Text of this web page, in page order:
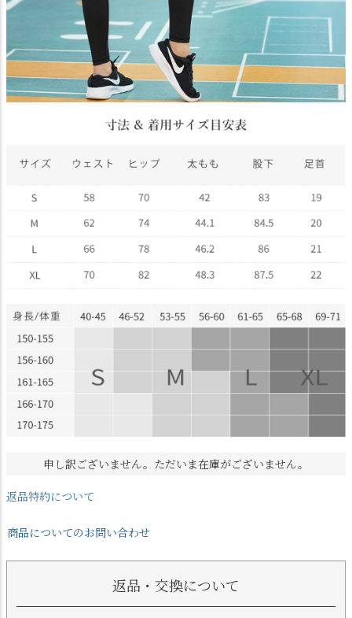
申し訳ございません。ただいま在庫がございません。
返品特約について
商品についてのお問い合わせ
返品・交換について